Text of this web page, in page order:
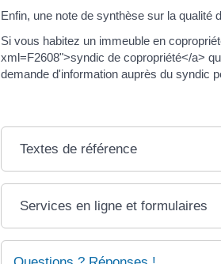
Enfin, une note de synthèse sur la qualité
Si vous habitez un immeuble en
xml=F2608">syndic de copropriété</a>
demande d'information auprès du syndic
Textes de référence
Services en ligne et formulaires